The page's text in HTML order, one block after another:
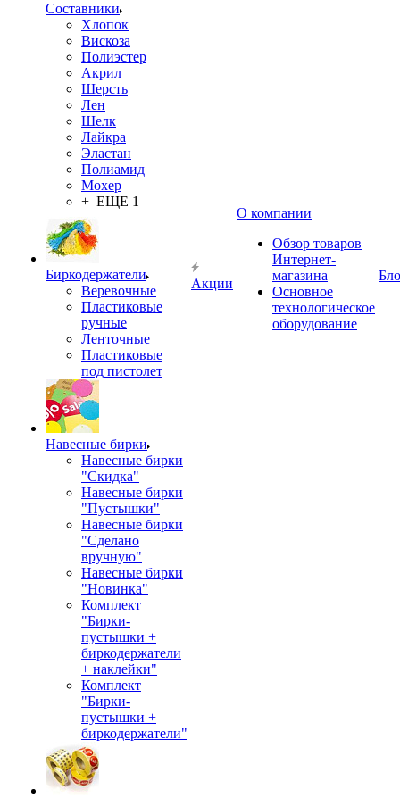
Составники
Хлопок
Вискоза
Полиэстер
Акрил
Шерсть
Лен
Шелк
Лайкра
Эластан
Полиамид
Мохер
+ ЕЩЕ 1
Биркодержатели
Веревочные
Пластиковые
ручные
Ленточные
Пластиковые
под пистолет
Навесные бирки
Навесные бирки
"Скидка"
Навесные бирки
"Пустышки"
Навесные бирки
"Сделано
вручную"
Навесные бирки
"Новинка"
Комплект
"Бирки-
пустышки +
биркодержатели
+ наклейки"
Комплект
"Бирки-
пустышки +
биркодержатели"
Акции
О компании
Обзор товаров
Интернет-
магазина
Основное
технологическое
оборудование